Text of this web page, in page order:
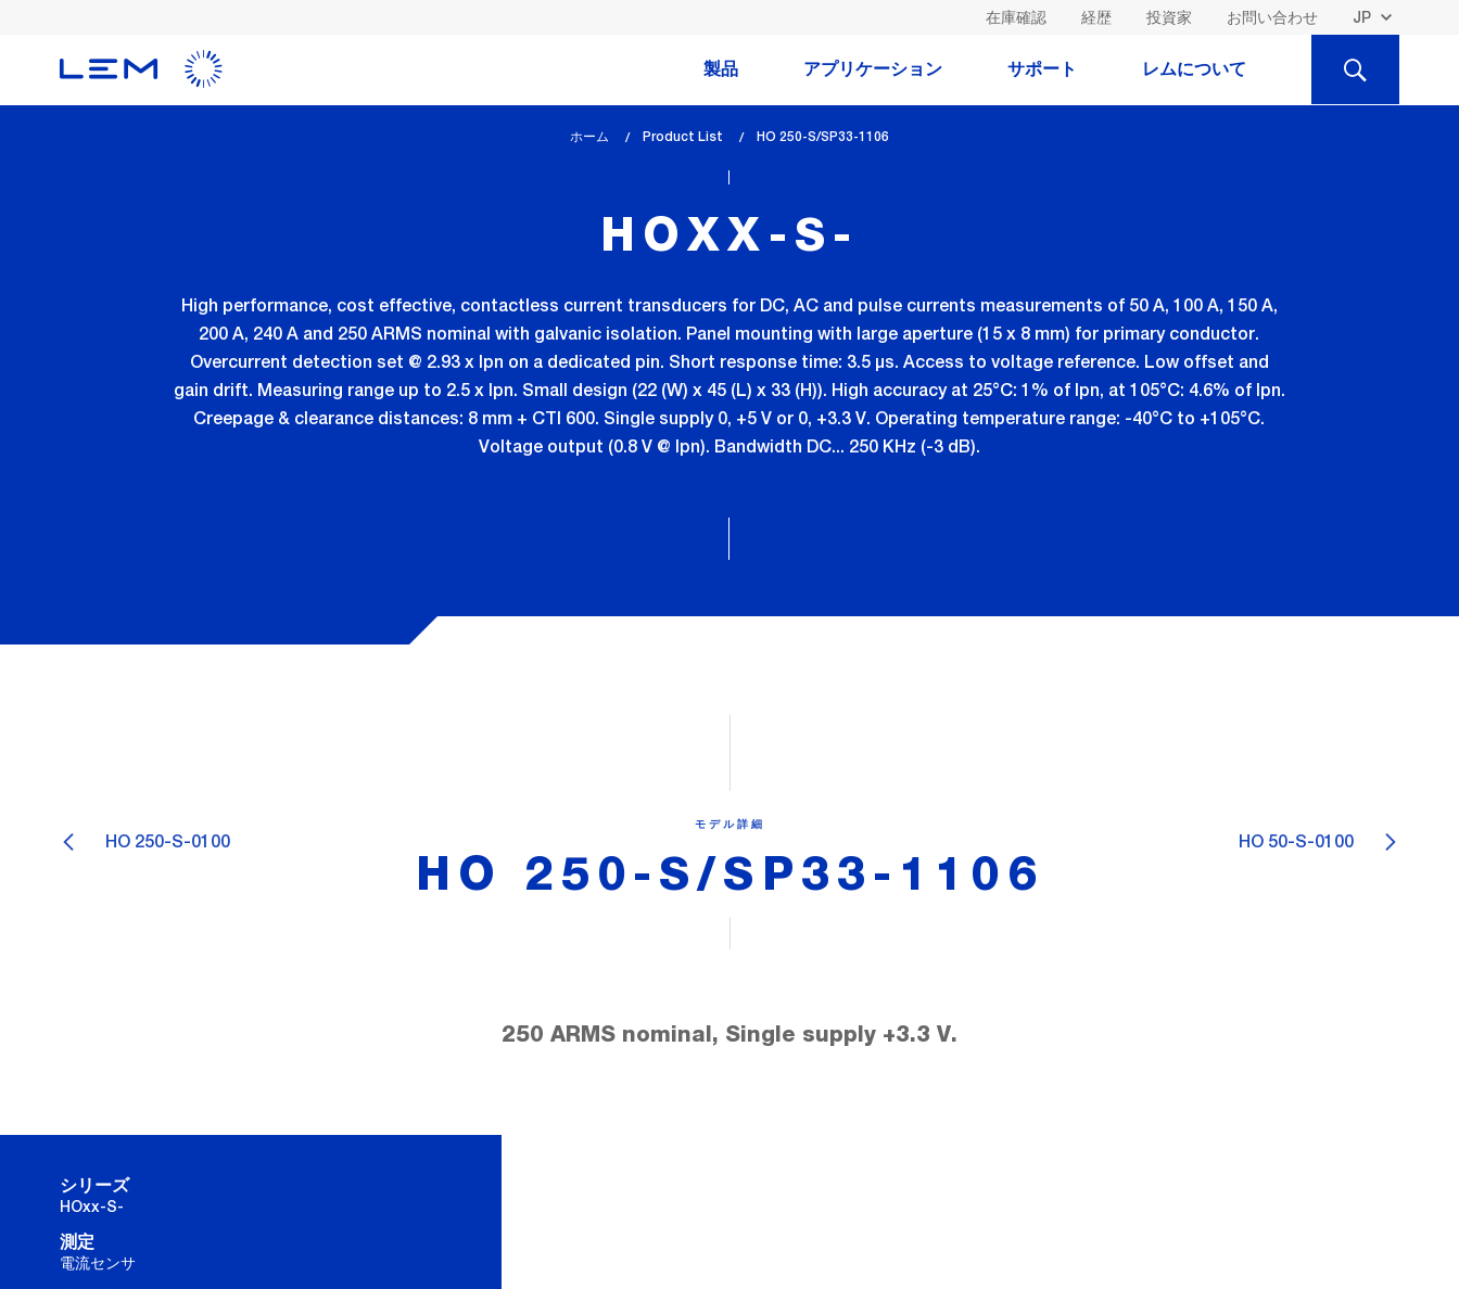
在庫確認 経歴 投資家 お問い合わせ
製品 アプリケーション サポート レムについて
検
ホーム Product List
lem_current_page
HO 250-S/SP33-1106
HOXX-S-
High performance, cost effective, contactless current transducers for DC, AC and pulse currents measurements of 50 A, 100 A, 150 A,
200 A, 240 A and 250 ARMS nominal with galvanic isolation. Panel mounting with large aperture (15 x 8 mm) for primary conductor.
Overcurrent detection set @ 2.93 x Ipn on a dedicated pin. Short response time: 3.5 µs. Access to voltage reference. Low offset and
gain drift. Measuring range up to 2.5 x Ipn. Small design (22 (W) x 45 (L) x 33 (H)). High accuracy at 25°C: 1% of Ipn, at 105°C: 4.6% of Ipn.
Creepage & clearance distances: 8 mm + CTI 600. Single supply 0, +5 V or 0, +3.3 V. Operating temperature range: -40°C to +105°C.
Voltage output (0.8 V @ Ipn). Bandwidth DC... 250 KHz (-3 dB).
HO 250-S-0100 HO 50-S-0100
モデル詳細
HO 250-S/SP33-1106
250 ARMS nominal, Single supply +3.3 V.
シリーズ
HOxx-S-
測定
電流センサ